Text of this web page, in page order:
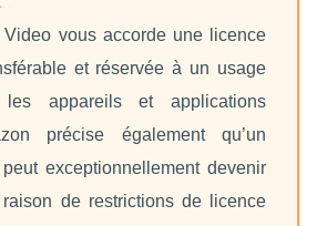
vous accorde une licence
et réservée à un usage
appareils et applications
précise également qu’un
exceptionnellement devenir
de restrictions de licence